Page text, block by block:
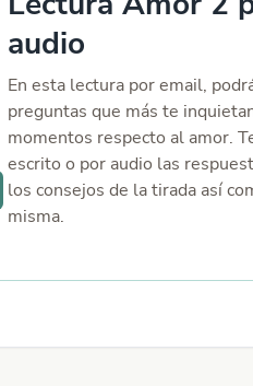
audio
En esta lectura por email,
preguntas que más te
momentos respecto al amor.
escrito o por audio las
los consejos de la tirada así
misma.